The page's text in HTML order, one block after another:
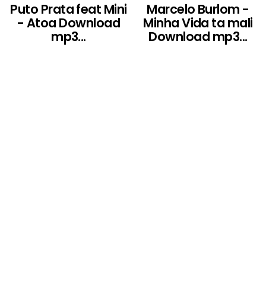
Puto Prata feat Mini
- Atoa Download
mp3...
Marcelo Burlom -
Minha Vida ta mali
Download mp3...